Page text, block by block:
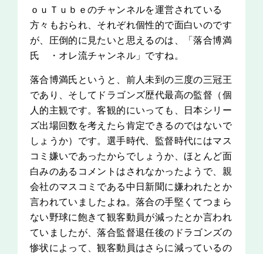
ｏｕＴｕｂｅのチャンネルを運営されている
方々もおられ、それぞれ個性的で面白いのです
が、圧倒的に見たいと思えるのは、「落合博満
氏 ・オレ流チャンネル」ですね。
落合博満氏というと、前人未到の三度の三冠王
であり、そしてドラゴンズ歴代最高の監督（個
人的主観です。客観的にいっても、日本シリー
ズ出場回数を考えたら肯定できるのではないで
しょうか）です。選手時代、監督時代にはマス
コミ嫌いであったからでしょうか、ほとんど面
白みのあるコメントはされなかったようで、親
会社のマスコミである中日新聞に嫌われたとか
言われていましたよね。落合の手堅くてつまら
ない野球に飽きて観客動員が減ったとか言われ
ていましたが、落合監督退任後のドラゴンズの
惨状によって、観客動員はさらに減っているの